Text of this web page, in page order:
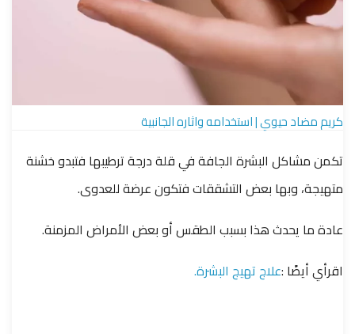
كريم مضاد حيوي | استخدامه واثاره الجانبية
تكمن مشاكل البشرة الجافة في قلة درجة ترطيبها فتبدو خشنة
متهيجة، وبها بعض التشققات فتكون عرضة للعدوى.
عادة ما يحدث هذا بسبب الطقس أو بعض الأمراض المزمنة.
اقرأي أيضًا :علاج تهيج البشرة.